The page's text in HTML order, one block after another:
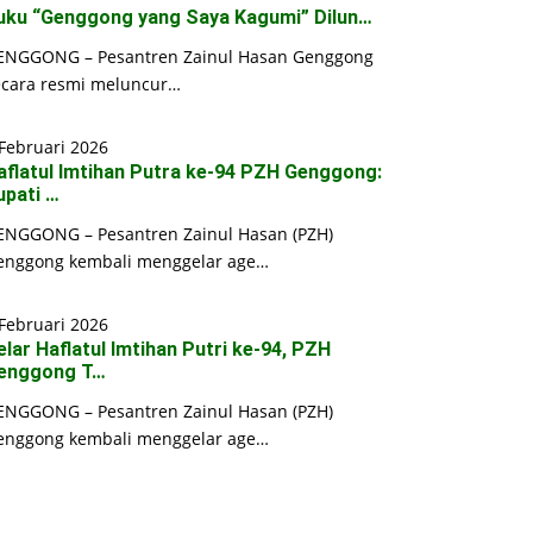
“Genggong yang Saya Kagumi” Dilun…
– Pesantren Zainul Hasan Genggong
resmi meluncur…
2026
Imtihan Putra ke-94 PZH Genggong:
…
– Pesantren Zainul Hasan (PZH)
kembali menggelar age…
2026
Haflatul Imtihan Putri ke-94, PZH
T…
– Pesantren Zainul Hasan (PZH)
kembali menggelar age…